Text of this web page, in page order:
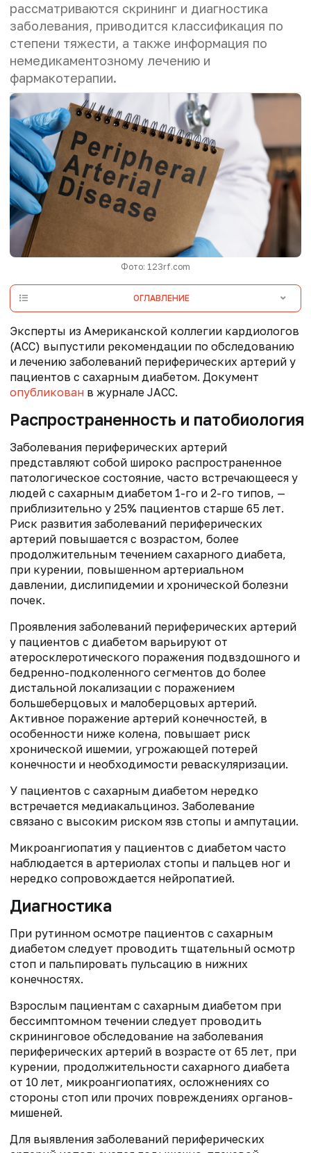
рассматриваются скрининг и диагностика
заболевания, приводится классификация по
степени тяжести, а также информация по
немедикаментозному лечению и
фармакотерапии.
Фото: 123rf.com
ОГЛАВЛЕНИЕ
Эксперты из Американской коллегии кардиологов
(ACC) выпустили рекомендации по обследованию
и лечению заболеваний периферических артерий у
пациентов с сахарным диабетом. Документ
опубликован в журнале JACC.
Распространенность и патобиология
Заболевания периферических артерий
представляют собой широко распространенное
патологическое состояние, часто встречающееся у
людей с сахарным диабетом 1-го и 2-го типов, —
приблизительно у 25% пациентов старше 65 лет.
Риск развития заболеваний периферических
артерий повышается с возрастом, более
продолжительным течением сахарного диабета,
при курении, повышенном артериальном
давлении, дислипидемии и хронической болезни
почек.
Проявления заболеваний периферических артерий
у пациентов с диабетом варьируют от
атеросклеротического поражения подвздошного и
бедренно-подколенного сегментов до более
дистальной локализации с поражением
большеберцовых и малоберцовых артерий.
Активное поражение артерий конечностей, в
особенности ниже колена, повышает риск
хронической ишемии, угрожающей потерей
конечности и необходимости реваскуляризации.
У пациентов с сахарным диабетом нередко
встречается медиакальциноз. Заболевание
связано с высоким риском язв стопы и ампутации.
Микроангиопатия у пациентов с диабетом часто
наблюдается в артериолах стопы и пальцев ног и
нередко сопровождается нейропатией.
Диагностика
При рутинном осмотре пациентов с сахарным
диабетом следует проводить тщательный осмотр
стоп и пальпировать пульсацию в нижних
конечностях.
Взрослым пациентам с сахарным диабетом при
бессимптомном течении следует проводить
скрининговое обследование на заболевания
периферических артерий в возрасте от 65 лет, при
курении, продолжительности сахарного диабета
от 10 лет, микроангиопатиях, осложнениях со
стороны стоп или прочих повреждениях органов-
мишеней.
Для выявления заболеваний периферических